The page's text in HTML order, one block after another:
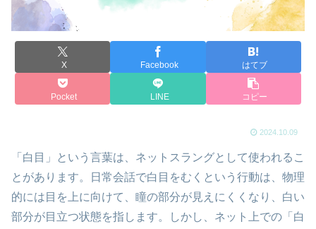
X Facebook はてブ
Pocket LINE コピー
2024.10.09
「白目」という言葉は、ネットスラングとして使われるこ
とがあります。日常会話で白目をむくという行動は、物理
的には目を上に向けて、瞳の部分が見えにくくなり、白い
部分が目立つ状態を指します。しかし、ネット上での「白